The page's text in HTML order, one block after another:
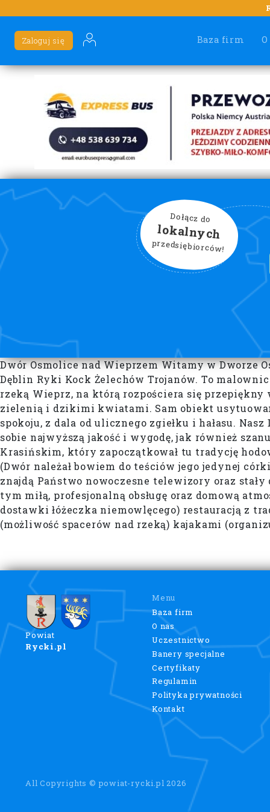
Baza firm
Zaloguj się
Dołącz do
lokalnych
przedsiębiorców!
Dwór Osmolice nad Wieprzem Witamy w Dworze
Dęblin Ryki Kock Żelechów Trojanów. To
rzeką Wieprz, na którą rozpościera się
zielenią i dzikimi kwiatami. Sam obiekt
spokoju, z dala od ulicznego zgiełku i hałasu.
sobie najwyższą jakość i wygodę, jak również
Krasińskim, który zapoczątkował tu tradycję
(Dwór należał bowiem do teściów jego jedynej
znajdą Państwo nowoczesne telewizory oraz
tym miłą, profesjonalną obsługę oraz domową
dostawki łóżeczka niemowlęcego) restauracją z
(możliwość spacerów nad rzeką) kajakami
Powiat
Rycki.pl
Menu
Baza firm
O nas
Uczestnictwo
Banery specjalne
Certyfikaty
Regulamin
Polityka prywatności
Kontakt
All Copyrights © powiat-rycki.pl 2026